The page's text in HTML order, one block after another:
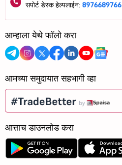
सपोर्ट डेस्क हेल्पलाईन: 8976689766
आम्हाला येथे फॉलो करा
आमच्या समुदायात सहभागी व्हा
आत्ताच डाउनलोड करा